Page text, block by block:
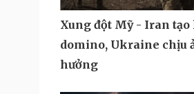
Xung đột Mỹ - Iran tạo
domino, Ukraine chịu
hưởng